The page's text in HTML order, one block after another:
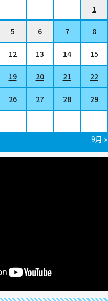
1
5 6 7 8
12 13 14 15
19 20 21 22
26 27 28 29
9月 »